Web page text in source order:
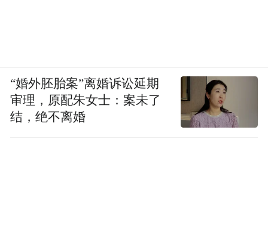
“婚外胚胎案”离婚诉讼延期
审理，原配朱女士：案未了
结，绝不离婚